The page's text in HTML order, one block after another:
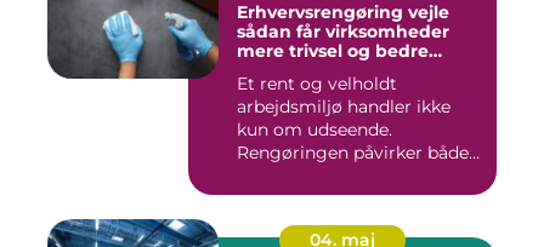
Erhvervsrengøring vejle
sådan får virksomheder
mere trivsel og bedre
Et rent og velholdt
arbejdsmiljø handler ikke
kun om udseende.
Rengøringen påvirker både
04. maj